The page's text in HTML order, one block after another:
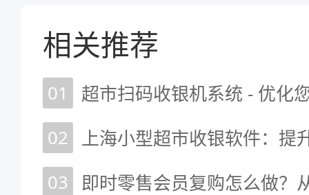
相关推荐
01
超市扫码收银机系统 - 优化
02
03